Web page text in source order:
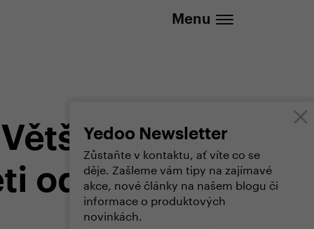
Menu
Yedoo Newsletter
Zůstaňte v kontaktu, ať víte co se
děje. Zašleme vám tipy na zajímavé
akce, nové články na našem blogu či
informace o produktových
novinkách.
a
od 3